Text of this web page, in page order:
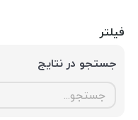
فیلتر
جستجو در نتایج